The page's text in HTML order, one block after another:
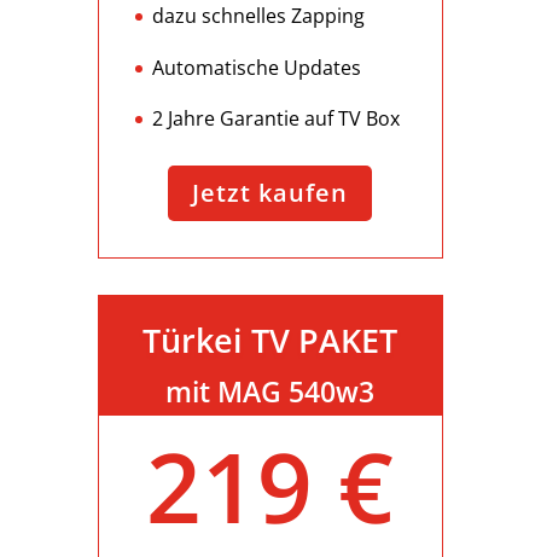
dazu schnelles Zapping
Automatische Updates
2 Jahre Garantie auf TV Box
Jetzt kaufen
Türkei TV PAKET
mit MAG 540w3
219 €